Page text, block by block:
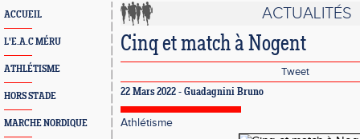
ACCUEIL
L'E.A.C MÉRU
ATHLÉTISME
HORS STADE
MARCHE NORDIQUE
ACTUALITÉS
Cinq et match à Nogent
Tweet
22 Mars 2022 - Guadagnini Bruno
Athlétisme